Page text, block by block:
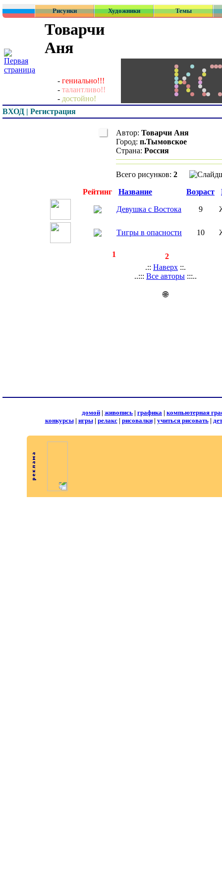
Рисунки Художники Темы
Товарчи
Аня
- гениально!!!
- талантливо!!
- достойно!
ВХОД | Регистрация
Автор: Товарчи Аня
Город: п.Тымовское
Страна: Россия
Всего рисунков: 2
Рейтинг Название Возраст
Девушка с Востока 9
Тигры в опасности 10
1
2
.:: Наверх ::.
..::: Все авторы :::..
🌐
домой | живопись | графика | компьютерная
конкурсы| игры| релакс| рисовалки| учиться рисовать|